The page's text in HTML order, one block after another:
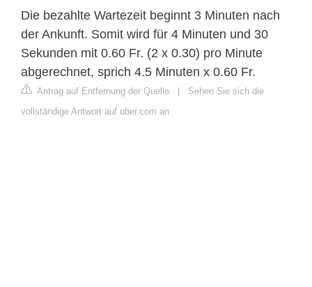
Die bezahlte Wartezeit beginnt 3 Minuten nach
der Ankunft. Somit wird für 4 Minuten und 30
Sekunden mit 0.60 Fr. (2 x 0.30) pro Minute
abgerechnet, sprich 4.5 Minuten x 0.60 Fr.
Antrag auf Entfernung der Quelle | Sehen Sie sich die
vollständige Antwort auf uber.com an